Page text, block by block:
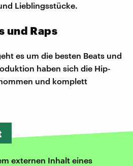
Lieblingsstücke.
und Raps
es um die besten Beats und
haben sich die Hip-
und komplett
externen Inhalt eines